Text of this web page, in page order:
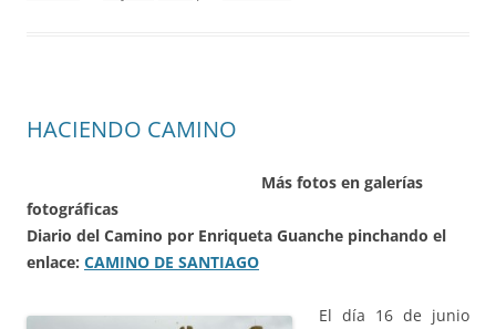
HACIENDO CAMINO
Más fotos en galerías
fotográficas
Diario del Camino por Enriqueta Guanche pinchando el
enlace: CAMINO DE SANTIAGO
El día 16 de junio